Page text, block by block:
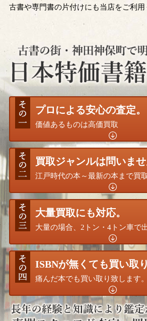
古書や専門書の片付けにも当店をご利用
プロによる安心の査定。
価値あるものは高価買取
買取ジャンルは問いませ
江戸時代の本～最新の本まで買取
大量買取にも対応。
大量の場合、2トン・4トン車で
ISBNが無くても買い取り
痛んだ本でも買い取り致します。